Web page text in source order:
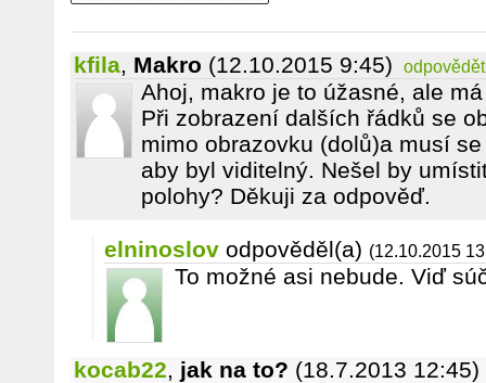
kfila, Makro (12.10.2015 9:45) odpovědět
Ahoj, makro je to úžasné, ale
Při zobrazení dalších řádků se
mimo obrazovku (dolů)a musí
aby byl viditelný. Nešel by
polohy? Děkuji za odpověď.
elninoslov odpověděl(a) (12.10.2015
To možné asi nebude. Viď
kocab22, jak na to? (18.7.2013 12:45)